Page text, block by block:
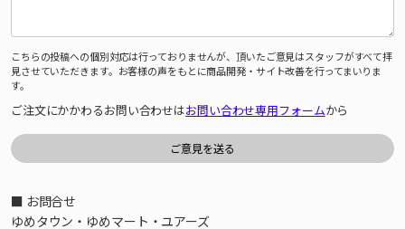
こちらの投稿への個別対応は行っておりませんが、頂いたご意見はスタッフがすべて拝
見させていただきます。お客様の声をもとに商品開発・サイト改善を行ってまいりま
す。
ご注文にかかわるお問い合わせはお問い合わせ専用フォームから
■ お問合せ
ゆめタウン・ゆめマート・ユアーズ